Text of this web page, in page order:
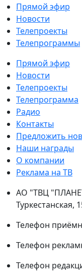
Прямой эфир
Новости
Телепроекты
Телепрограммы
Прямой эфир
Новости
Телепроекты
Телепрограмма
Радио
Контакты
Предложить
Наши награды
О компании
Реклама на ТВ
АО "ТВЦ
Туркестанская,
Телефон
Телефон
Телефон